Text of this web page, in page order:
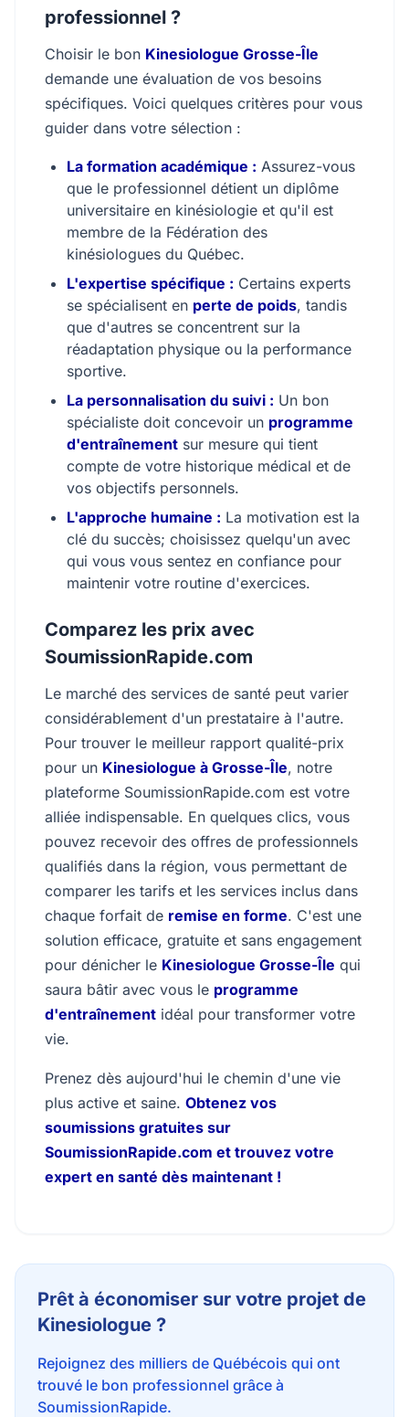
professionnel ?
Choisir le bon Kinesiologue Grosse-Île
demande une évaluation de vos besoins
spécifiques. Voici quelques critères pour vous
guider dans votre sélection :
La formation académique : Assurez-vous
que le professionnel détient un diplôme
universitaire en kinésiologie et qu'il est
membre de la Fédération des
kinésiologues du Québec.
L'expertise spécifique : Certains experts
se spécialisent en perte de poids, tandis
que d'autres se concentrent sur la
réadaptation physique ou la performance
sportive.
La personnalisation du suivi : Un bon
spécialiste doit concevoir un programme
d'entraînement sur mesure qui tient
compte de votre historique médical et de
vos objectifs personnels.
L'approche humaine : La motivation est la
clé du succès; choisissez quelqu'un avec
qui vous vous sentez en confiance pour
maintenir votre routine d'exercices.
Comparez les prix avec
SoumissionRapide.com
Le marché des services de santé peut varier
considérablement d'un prestataire à l'autre.
Pour trouver le meilleur rapport qualité-prix
pour un Kinesiologue à Grosse-Île, notre
plateforme SoumissionRapide.com est votre
alliée indispensable. En quelques clics, vous
pouvez recevoir des offres de professionnels
qualifiés dans la région, vous permettant de
comparer les tarifs et les services inclus dans
chaque forfait de remise en forme. C'est une
solution efficace, gratuite et sans engagement
pour dénicher le Kinesiologue Grosse-Île qui
saura bâtir avec vous le programme
d'entraînement idéal pour transformer votre
vie.
Prenez dès aujourd'hui le chemin d'une vie
plus active et saine. Obtenez vos
soumissions gratuites sur
SoumissionRapide.com et trouvez votre
expert en santé dès maintenant !
Prêt à économiser sur votre projet de
Kinesiologue ?
Rejoignez des milliers de Québécois qui ont
trouvé le bon professionnel grâce à
SoumissionRapide.